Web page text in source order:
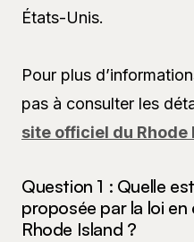
États-Unis.
Pour plus
pas à consulter les
site officiel du Rhode
Question 1 : Quelle
proposée par la loi en
Rhode Island ?